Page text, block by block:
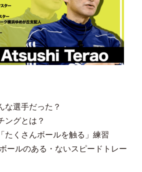
な選手だった？
ングとは？
たくさんボールを触る」練習
ールのある・ないスピードトレー